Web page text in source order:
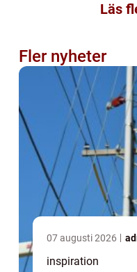
Läs
Fler nyheter
07 augusti 2026
inspiration